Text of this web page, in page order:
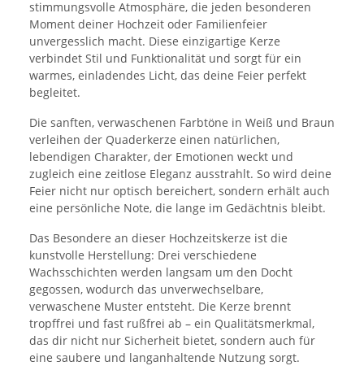
stimmungsvolle Atmosphäre, die jeden besonderen
Moment deiner Hochzeit oder Familienfeier
unvergesslich macht. Diese einzigartige Kerze
verbindet Stil und Funktionalität und sorgt für ein
warmes, einladendes Licht, das deine Feier perfekt
begleitet.
Die sanften, verwaschenen Farbtöne in Weiß und Braun
verleihen der Quaderkerze einen natürlichen,
lebendigen Charakter, der Emotionen weckt und
zugleich eine zeitlose Eleganz ausstrahlt. So wird deine
Feier nicht nur optisch bereichert, sondern erhält auch
eine persönliche Note, die lange im Gedächtnis bleibt.
Das Besondere an dieser Hochzeitskerze ist die
kunstvolle Herstellung: Drei verschiedene
Wachsschichten werden langsam um den Docht
gegossen, wodurch das unverwechselbare,
verwaschene Muster entsteht. Die Kerze brennt
tropffrei und fast rußfrei ab – ein Qualitätsmerkmal,
das dir nicht nur Sicherheit bietet, sondern auch für
eine saubere und langanhaltende Nutzung sorgt.